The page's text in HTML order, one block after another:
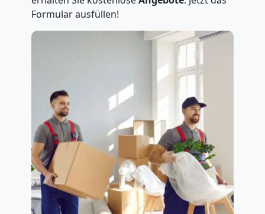
Formular ausfüllen!